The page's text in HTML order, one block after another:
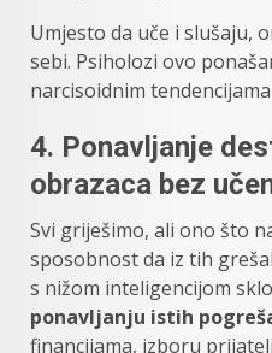
Umjesto da uče i slušaju,
sebi. Psiholozi ovo
narcisoidnim
4. Ponavljanje
obrazaca bez
Svi griješimo, ali ono što
sposobnost da iz tih
s nižom inteligencijom
ponavljanju istih
financijama, izboru